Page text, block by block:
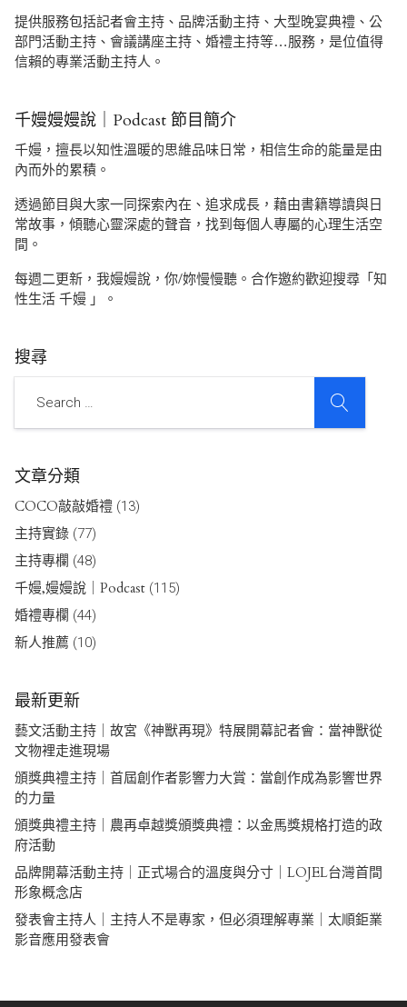
提供服務包括記者會主持、品牌活動主持、大型晚宴典禮、公
部門活動主持、會議講座主持、婚禮主持等…服務，是位值得
信賴的專業活動主持人。
千嫚嫚嫚說｜Podcast 節目簡介
千嫚，擅長以知性溫暖的思維品味日常，相信生命的能量是由
內而外的累積。
透過節目與大家一同探索內在、追求成長，藉由書籍導讀與日
常故事，傾聽心靈深處的聲音，找到每個人專屬的心理生活空
間。
每週二更新，我嫚嫚說，你/妳慢慢聽。合作邀約歡迎搜尋「知
性生活 千嫚 」。
搜尋
文章分類
COCO敲敲婚禮 (13)
主持實錄 (77)
主持專欄 (48)
千嫚,嫚嫚說｜Podcast (115)
婚禮專欄 (44)
新人推薦 (10)
最新更新
藝文活動主持｜故宮《神獸再現》特展開幕記者會：當神獸從
文物裡走進現場
頒獎典禮主持｜首屆創作者影響力大賞：當創作成為影響世界
的力量
頒獎典禮主持｜農再卓越獎頒獎典禮：以金馬獎規格打造的政
府活動
品牌開幕活動主持｜正式場合的溫度與分寸｜LOJEL台灣首間
形象概念店
發表會主持人｜主持人不是專家，但必須理解專業｜太順鉅業
影音應用發表會